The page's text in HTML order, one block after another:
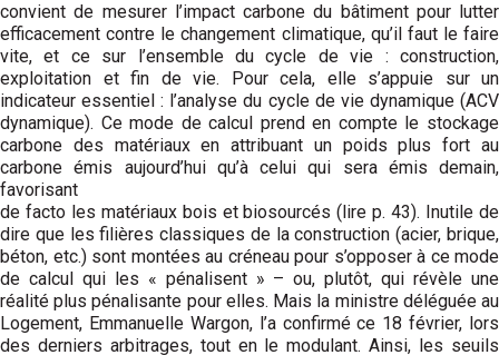
convient de mesurer l’impact carbone du bâtiment pour lutter
efficacement contre le changement climatique, qu’il faut le faire
vite, et ce sur l’ensemble du cycle de vie : construction,
exploitation et fin de vie. Pour cela, elle s’appuie sur un
indicateur essentiel : l’analyse du cycle de vie dynamique (ACV
dynamique). Ce mode de calcul prend en compte le stockage
carbone des matériaux en attribuant un poids plus fort au
carbone émis aujourd’hui qu’à celui qui sera émis demain,
favorisant
de facto les matériaux bois et bio­sourcés (lire p. 43). Inutile de
dire que les filières classiques de la construction (acier, brique,
béton, etc.) sont montées au créneau pour s’opposer à ce mode
de calcul qui les « pénalisent » – ou, plutôt, qui révèle une
réalité plus pénalisante pour elles. Mais la ministre déléguée au
Logement, Emmanuelle Wargon, l’a confirmé ce 18 février, lors
des derniers arbitrages, tout en le modulant. Ainsi, les seuils